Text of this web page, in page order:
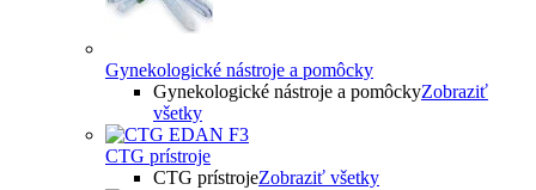
Gynekologické nástroje a pomôcky
Gynekologické nástroje a pomôckyZobraziť
všetky
CTG prístroje
CTG prístrojeZobraziť všetky